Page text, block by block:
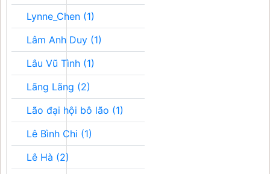
Lynne_Chen (1)
Lâm Anh Duy (1)
Lâu Vũ Tình (1)
Lãng Lãng (2)
Lão đại hội bô lão (1)
Lê Bình Chi (1)
Lê Hà (2)